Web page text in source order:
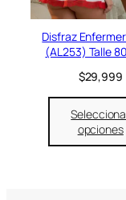
Disfraz
(AL253) Talle
$29,999
opciones